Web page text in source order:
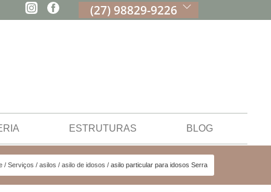
(27) 98829-9226
ESTRUTURAS BLOG
Serviços asilos asilo de idosos asilo particular para idosos Serra